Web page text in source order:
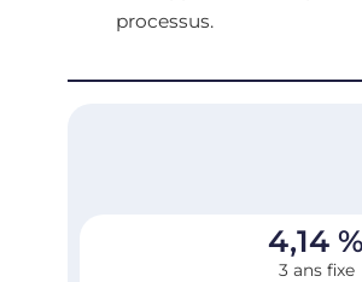
processus.
4,14 %
3 ans fixe